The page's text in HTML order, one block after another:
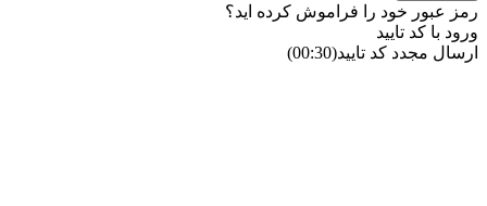
رمز عبور خود را فراموش کرده اید؟
ورود با کد تایید
ارسال مجدد کد تایید(00:
30
)